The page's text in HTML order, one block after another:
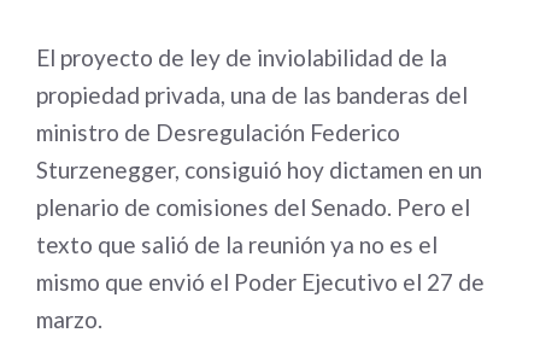
El proyecto de ley de inviolabilidad de la
propiedad privada, una de las banderas del
ministro de Desregulación Federico
Sturzenegger, consiguió hoy dictamen en un
plenario de comisiones del Senado. Pero el
texto que salió de la reunión ya no es el
mismo que envió el Poder Ejecutivo el 27 de
marzo.